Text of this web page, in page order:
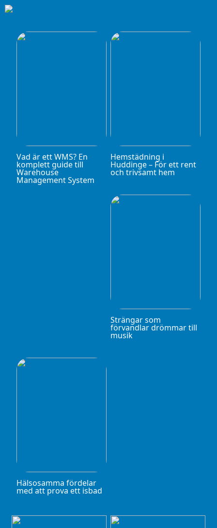
Vad är ett WMS? En
komplett guide till
Warehouse
Management System
Hemstädning i
Huddinge – För ett rent
och trivsamt hem
Strängar som
förvandlar drömmar till
musik
Hälsosamma fördelar
med att prova ett isbad